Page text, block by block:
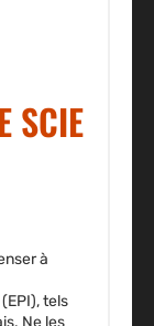
SCIE
à
tels